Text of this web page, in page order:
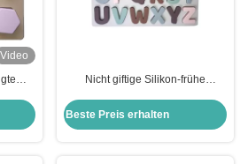
Video
an
Nicht giftige Silikon-frühe
bewegliche Buchstabe-
Puzzlespiele für Kinder
Beste Preis erhalten